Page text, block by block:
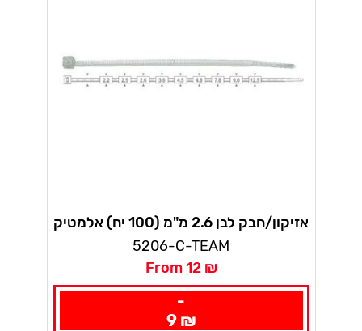
אזיקון/חבק לבן 2.6 מ"מ (100 יח) אלמטיק
5206-C-TEAM
From 12 ₪
-
9 ₪